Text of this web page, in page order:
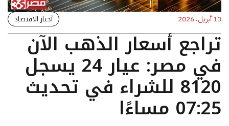
13 أبريل، 2026 أخبار الاقتصاد
تراجع أسعار الذهب الآن
في مصر: عيار 24 يسجل
8120 للشراء في تحديث
07:25 مساءًا